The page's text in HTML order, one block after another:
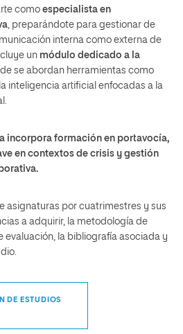
como especialista en
, preparándote para gestionar de
interna como externa de
un módulo dedicado a la
se abordan herramientas como
inteligencia artificial enfocadas a la
incorpora formación en portavocía,
en contextos de crisis y gestión
asignaturas por cuatrimestres y sus
a adquirir, la metodología de
evaluación, la bibliografía asociada y
DE ESTUDIOS